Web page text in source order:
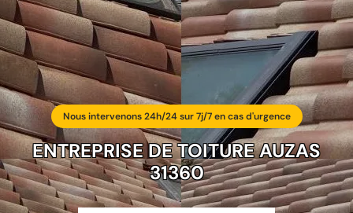
Nous intervenons 24h/24 sur 7j/7 en cas d'urgence
ENTREPRISE DE TOITURE AUZAS
31360